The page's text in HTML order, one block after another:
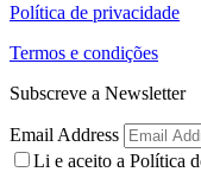
Política de privacidade
Termos e condições
Subscreve a Newsletter
Email Address
Li e aceito a Política